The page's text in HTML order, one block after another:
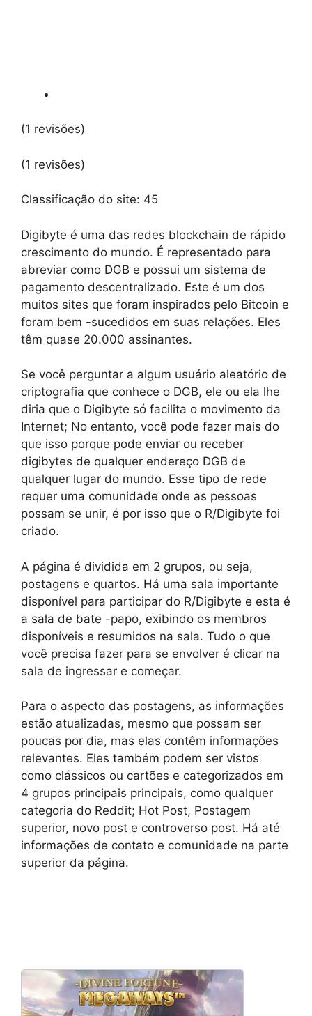
(1 revisões)
(1 revisões)
Classificação do site: 45
Digibyte é uma das redes blockchain de rápido
crescimento do mundo. É representado para
abreviar como DGB e possui um sistema de
pagamento descentralizado. Este é um dos
muitos sites que foram inspirados pelo Bitcoin e
foram bem -sucedidos em suas relações. Eles
têm quase 20.000 assinantes.
Se você perguntar a algum usuário aleatório de
criptografia que conhece o DGB, ele ou ela lhe
diria que o Digibyte só facilita o movimento da
Internet; No entanto, você pode fazer mais do
que isso porque pode enviar ou receber
digibytes de qualquer endereço DGB de
qualquer lugar do mundo. Esse tipo de rede
requer uma comunidade onde as pessoas
possam se unir, é por isso que o R/Digibyte foi
criado.
A página é dividida em 2 grupos, ou seja,
postagens e quartos. Há uma sala importante
disponível para participar do R/Digibyte e esta é
a sala de bate -papo, exibindo os membros
disponíveis e resumidos na sala. Tudo o que
você precisa fazer para se envolver é clicar na
sala de ingressar e começar.
Para o aspecto das postagens, as informações
estão atualizadas, mesmo que possam ser
poucas por dia, mas elas contêm informações
relevantes. Eles também podem ser vistos
como clássicos ou cartões e categorizados em
4 grupos principais principais, como qualquer
categoria do Reddit; Hot Post, Postagem
superior, novo post e controverso post. Há até
informações de contato e comunidade na parte
superior da página.